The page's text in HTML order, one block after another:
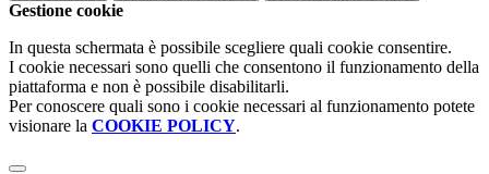
Gestione cookie
In questa schermata è possibile scegliere quali cookie consentire.
I cookie necessari sono quelli che consentono il funzionamento della
piattaforma e non è possibile disabilitarli.
Per conoscere quali sono i cookie necessari al funzionamento potete
visionare la COOKIE POLICY.